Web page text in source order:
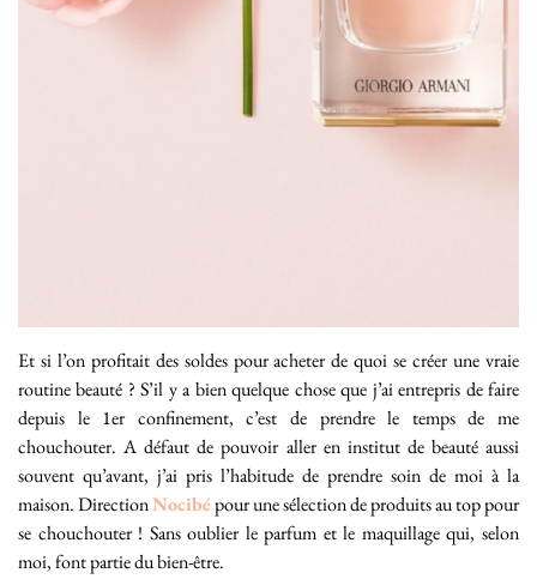
Et si l’on profitait des soldes pour acheter de quoi se créer une vraie
routine beauté ? S’il y a bien quelque chose que j’ai entrepris de faire
depuis le 1er confinement, c’est de prendre le temps de me
chouchouter. A défaut de pouvoir aller en institut de beauté aussi
souvent qu’avant, j’ai pris l’habitude de prendre soin de moi à la
maison. DirectionNocibépour une sélection de produits au top pour
se chouchouter ! Sans oublier le parfum et le maquillage qui, selon
moi, font partie du bien-être.